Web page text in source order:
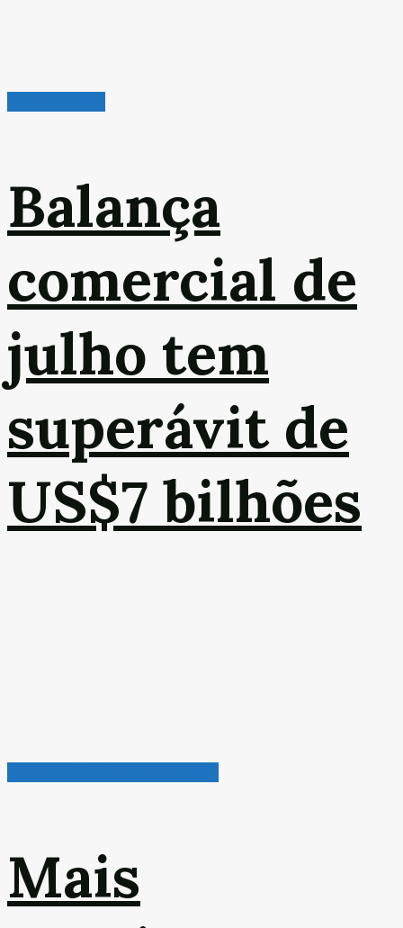
Balança
comercial de
julho tem
superávit de
US$7 bilhões
Mais